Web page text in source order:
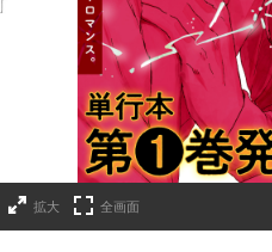
詳細ページへのリンク
拡大 全画面